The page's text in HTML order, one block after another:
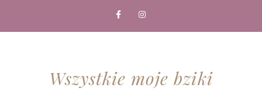
Wszystkie moje bziki